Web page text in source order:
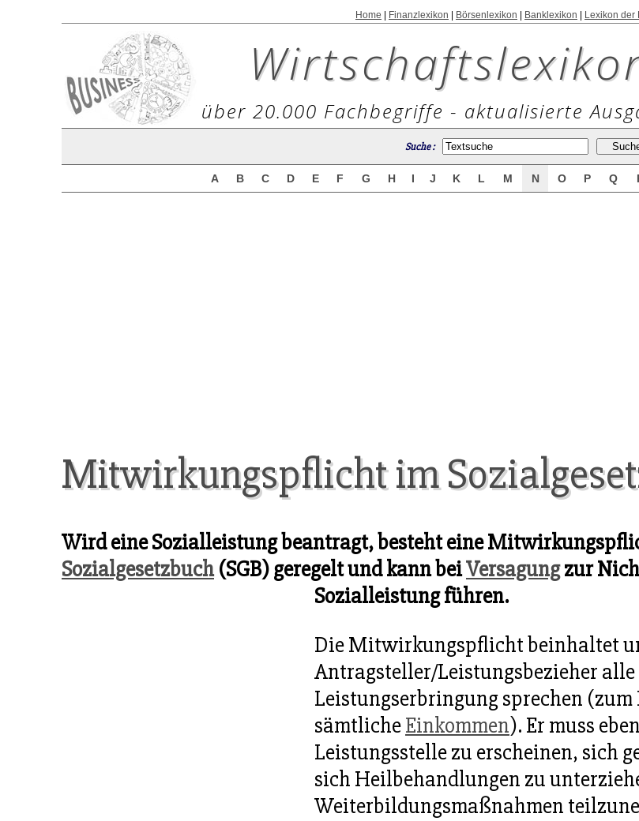
Home Finanzlexikon Börsenlexikon Banklexikon Lexikon der
über 20.000 Fachbegriffe - aktualisierte
Suche :
A B C D E F G H I J K L M N O P Q
Mitwirkungspflicht im
Wird eine Sozialleistung beantragt, besteht eine
Sozialgesetzbuch(SGB) geregelt und kann beiVersagungzur
Sozialleistung führen.
Die Mitwirkungspflicht beinhaltet
Antragsteller/Leistungsbezieher
Leistungserbringung sprechen
sämtlicheEinkommen). Er muss
Leistungsstelle zu erscheinen, sich
sich Heilbehandlungen zu
Weiterbildungsmaßnahmen